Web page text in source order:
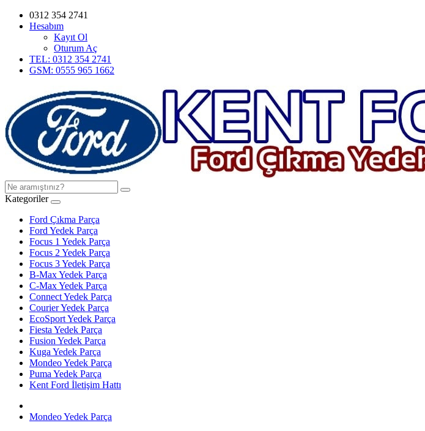
0312 354 2741
Hesabım
Kayıt Ol
Oturum Aç
TEL: 0312 354 2741
GSM: 0555 965 1662
Kategoriler
Ford Çıkma Parça
Ford Yedek Parça
Focus 1 Yedek Parça
Focus 2 Yedek Parça
Focus 3 Yedek Parça
B-Max Yedek Parça
C-Max Yedek Parça
Connect Yedek Parça
Courier Yedek Parça
EcoSport Yedek Parça
Fiesta Yedek Parça
Fusion Yedek Parça
Kuga Yedek Parça
Mondeo Yedek Parça
Puma Yedek Parça
Kent Ford İletişim Hattı
Mondeo Yedek Parça